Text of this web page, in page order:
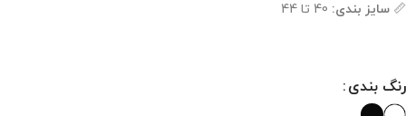
📏 سایز بندی: 40 تا 44
رنگ بندی